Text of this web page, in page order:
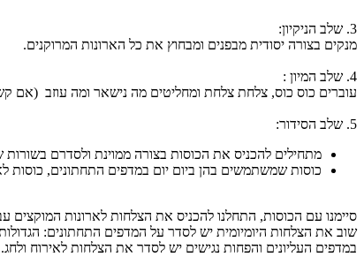
3. שלב הניקיון:
מנקים בצורה יסודית מבפנים ומבחוץ את כל הארונות המרוקנים.
4. שלב המיון :
עוברים כוס כוס, צלחת צלחת ומחליטים מה נישאר ומה עוזב (אם
5. שלב הסידור:
מתחילים להכניס את הכוסות בצורה ממוינת ולסדרם בשורות
כוסות שמשתמשים בהן ביום יום במדפים התחתונים, כוסות
סיימנו עם הכוסות, התחלנו להכניס את הצלחות לארונות המוקצים
שוב את הצלחות היומיומית יש לסדר על המדפים התחתונים:
במדפים העליונים והפחות נגישים יש לסדר את הצלחות לאירוח ולחג.